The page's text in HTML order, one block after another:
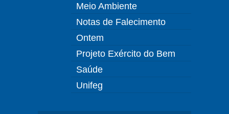
Meio Ambiente
Notas de Falecimento
Ontem
Projeto Exército do Bem
Saúde
Unifeg